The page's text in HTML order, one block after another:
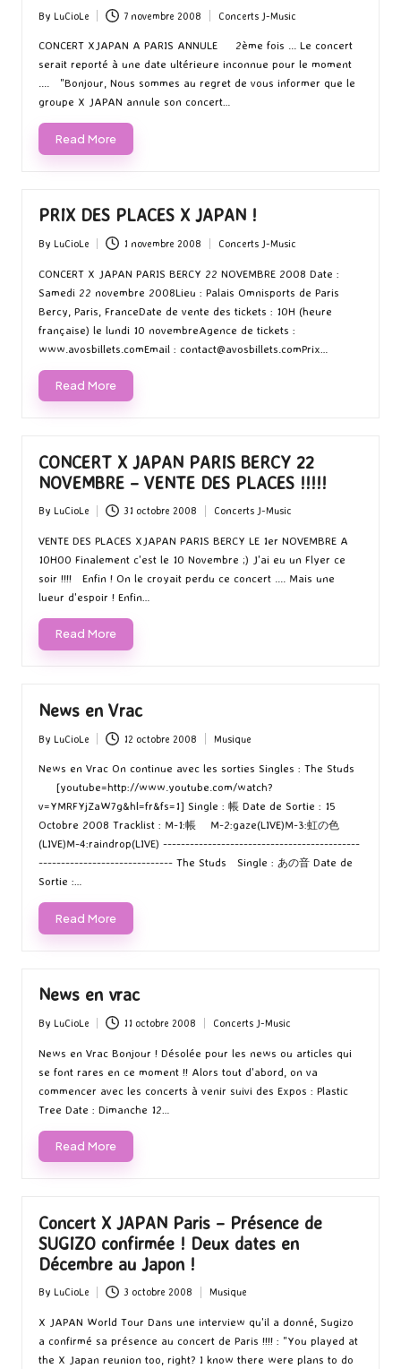
Posted
by
By LuCioLe 7 novembre 2008
Posted
in
Concerts J-Music
CONCERT XJAPAN A PARIS ANNULE 2ème fois ... Le concert
serait reporté à une date ultérieure inconnue pour le moment
.... "Bonjour, Nous sommes au regret de vous informer que le
groupe X JAPAN annule son concert…
Read More
PRIX DES PLACES X JAPAN !
Posted
by
By LuCioLe 1 novembre 2008
Posted
in
Concerts J-Music
CONCERT X JAPAN PARIS BERCY 22 NOVEMBRE 2008 Date :
Samedi 22 novembre 2008Lieu : Palais Omnisports de Paris
Bercy, Paris, FranceDate de vente des tickets : 10H (heure
française) le lundi 10 novembreAgence de tickets :
www.avosbillets.comEmail : contact@avosbillets.comPrix…
Read More
CONCERT X JAPAN PARIS BERCY 22
NOVEMBRE – VENTE DES PLACES !!!!!
Posted
by
By LuCioLe 31 octobre 2008
in
Concerts J-Music
VENTE DES PLACES XJAPAN PARIS BERCY LE 1er NOVEMBRE A
10H00 Finalement c'est le 10 Novembre ;) J'ai eu un Flyer ce
soir !!!! Enfin ! On le croyait perdu ce concert .... Mais une
lueur d'espoir ! Enfin…
Read More
News en Vrac
Posted
by
By LuCioLe 12 octobre 2008
Posted
in
Musique
News en Vrac On continue avec les sorties Singles : The Studs
[youtube=http://www.youtube.com/watch?
v=YMRFYjZaW7g&hl=fr&fs=1] Single : 帳 Date de Sortie : 15
Octobre 2008 Tracklist : M-1:帳 M-2:gaze(LIVE)M-3:虹の色
(LIVE)M-4:raindrop(LIVE) --------------------------------------------
------------------------------ The Studs Single : あの音 Date de
Sortie :…
Read More
News en vrac
Posted
by
By LuCioLe 11 octobre 2008
Posted
Concerts J-Music
News en Vrac Bonjour ! Désolée pour les news ou articles qui
se font rares en ce moment !! Alors tout d'abord, on va
commencer avec les concerts à venir suivi des Expos : Plastic
Tree Date : Dimanche 12…
Read More
Concert X JAPAN Paris – Présence de
SUGIZO confirmée ! Deux dates en
Décembre au Japon !
Posted
by
By LuCioLe 3 octobre 2008
Posted
in
Musique
X JAPAN World Tour Dans une interview qu'il a donné, Sugizo
a confirmé sa présence au concert de Paris !!!! : "You played at
the X Japan reunion too, right? I know there were plans to do